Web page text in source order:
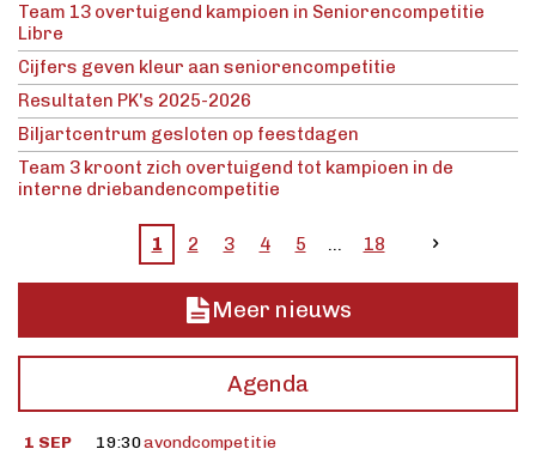
Team 13 overtuigend kampioen in Seniorencompetitie
Libre
Cijfers geven kleur aan seniorencompetitie
Resultaten PK's 2025-2026
Biljartcentrum gesloten op feestdagen
Team 3 kroont zich overtuigend tot kampioen in de
interne driebandencompetitie
1 2 3 4 5 18
Meer nieuws
Agenda
1 SEP 19:30avondcompetitie